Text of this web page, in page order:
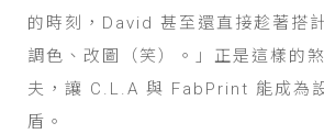
的時刻，David 甚至還直接趁著搭
調色、改圖（笑）。」正是這樣的
夫，讓 C.L.A 與 FabPrint 能成為
盾。